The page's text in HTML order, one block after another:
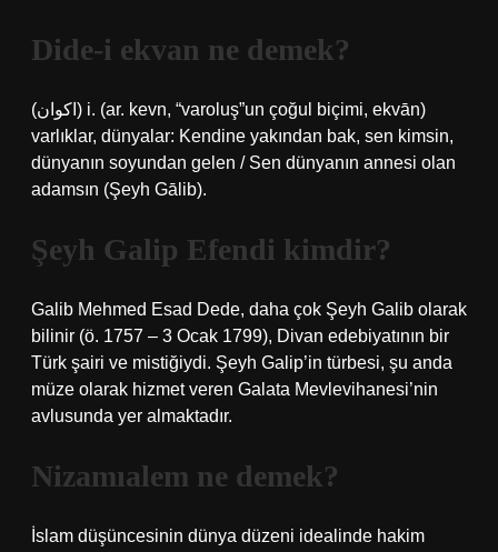
Dide-i ekvan ne demek?
(ﺍﻛﻮﺍﻥ) i. (ar. kevn, “varoluş”un çoğul biçimi, ekvān)
varlıklar, dünyalar: Kendine yakından bak, sen kimsin,
dünyanın soyundan gelen / Sen dünyanın annesi olan
adamsın (Şeyh Gālib).
Şeyh Galip Efendi kimdir?
Galib Mehmed Esad Dede, daha çok Şeyh Galib olarak
bilinir (ö. 1757 – 3 Ocak 1799), Divan edebiyatının bir
Türk şairi ve mistiğiydi. Şeyh Galip’in türbesi, şu anda
müze olarak hizmet veren Galata Mevlevihanesi’nin
avlusunda yer almaktadır.
Nizamıalem ne demek?
İslam düşüncesinin dünya düzeni idealinde hakim